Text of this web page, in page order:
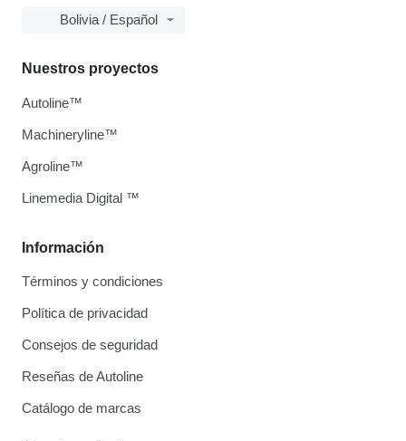
Bolivia / Español
Información
Términos y condiciones
Política de privacidad
Consejos de seguridad
Reseñas de Autoline
Catálogo de marcas
Nuestros proyectos
Autoline™
Machineryline™
Agroline™
Linemedia Digital ™